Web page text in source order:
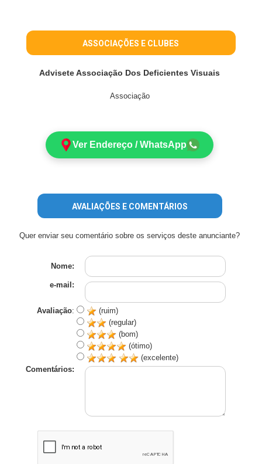
ASSOCIAÇÕES E CLUBES
Advisete Associação Dos Deficientes Visuais
Associação
Ver Endereço / WhatsApp
AVALIAÇÕES E COMENTÁRIOS
Quer enviar seu comentário sobre os serviços deste anunciante?
Nome:
e-mail:
Avaliação:
(ruim)
(regular)
(bom)
(ótimo)
(excelente)
Comentários: